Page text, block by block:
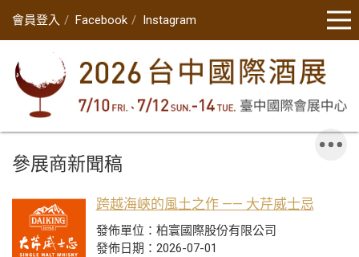
會員登入 Facebook Instagram
參展商新聞稿
跨越海峽的風土之作 —— 大芹威士忌
發佈單位：柏寰國際股份有限公司
發佈日期：2026-07-01